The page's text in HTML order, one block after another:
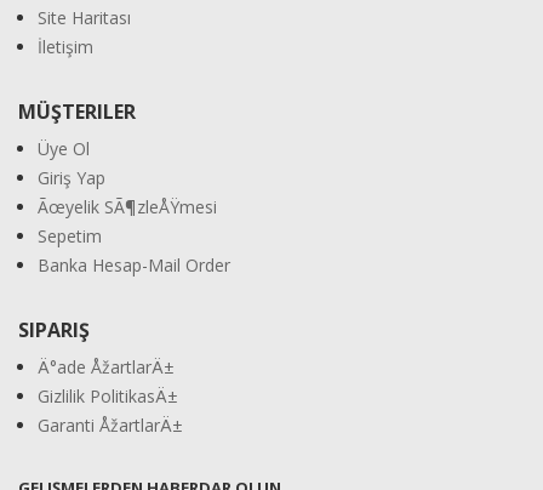
Site Haritası
İletişim
MÜŞTERILER
Üye Ol
Giriş Yap
Ãœyelik SÃ¶zleÅŸmesi
Sepetim
Banka Hesap-Mail Order
SIPARIŞ
Ä°ade ÅžartlarÄ±
Gizlilik PolitikasÄ±
Garanti ÅžartlarÄ±